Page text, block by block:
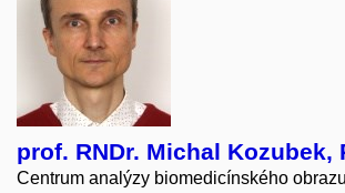
prof. RNDr. Michal Kozubek,
Centrum analýzy biomedicínského